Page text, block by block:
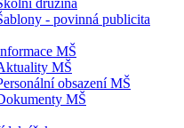
- povinná publicita
MŠ
MŠ
obsazení MŠ
MŠ